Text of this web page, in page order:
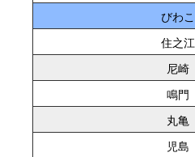
びわこ
住之江
尼崎
鳴門
丸亀
児島